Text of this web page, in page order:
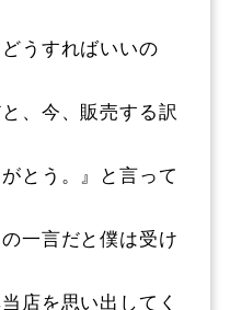
うすればいいの
、今、販売する訳
とう。』と言って
一言だと僕は受け
店を思い出してく